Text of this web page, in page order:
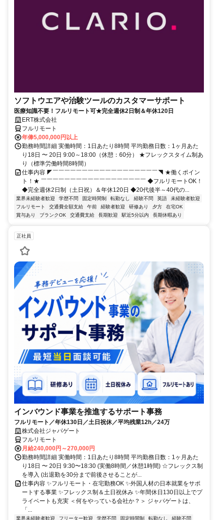
ソフトウエアや治験ツールのカスタマーサポート
医療知識不要！フルリモート可★完全週休2日制＆年休120日
ERT株式会社
フルリモート
年俸5,000,000円以上
勤務時間詳細 実働時間：1日あたり8時間 平均勤務日数：1ヶ月あた
り18日 〜 20日 9:00～18:00（休憩：60分） ★フレックスタイム制あ
り（標準労働時間8時間）
仕事内容 ◤￣￣￣￣￣￣￣￣￣￣￣￣￣￣￣￣￣￣◥ ★働くポイン
ト！★ ￣￣￣￣￣￣￣￣￣￣￣￣￣￣￣￣￣￣ ◆フルリモートOK！
◆完全週休2日制（土日祝）＆年休120日 ◆20代後半～40代の...
業界未経験者歓迎 学歴不問 固定時間制 転勤なし 経験不問 英語
未経験者歓迎
フルリモート
交通費全額支給 午前 経験者歓迎 研修あり 夕方
在宅OK
賞与あり
ブランクOK 交通費支給 長期歓迎 駅近5分以内 長期休暇あり
正社員
インバウンド事業を推進するサポート事務
フルリモート／年休130日／土日祝休／平均残業12h／24万
株式会社ジャパゲート
フルリモート
月給240,000円～270,000円
勤務時間詳細 実働時間：1日あたり8時間 平均勤務日数：1ヶ月あた
り18日 〜 20日 9:30〜18:30 (実働8時間／休憩1時間) ☆フレックス制
を導入 (出退勤を30分まで前後させることが...
仕事内容 ✨フルリモート・在宅勤務OK ✨外国人材の日本就業をサポ
ートする事業 ✨フレックス制＆土日祝休み ✨年間休日130日以上でプ
ライベートも充実 ＜何をやっている会社か？＞ ジャパゲートは、
「...
業界未経験者歓迎 フリーター歓迎 学歴不問 固定時間制 転勤なし
経験不問